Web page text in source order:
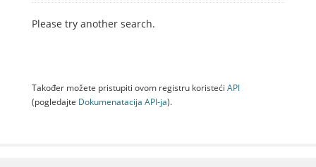
Please try another search.
Također možete pristupiti ovom registru koristeći API
(pogledajte Dokumenаtаcijа API-jа).